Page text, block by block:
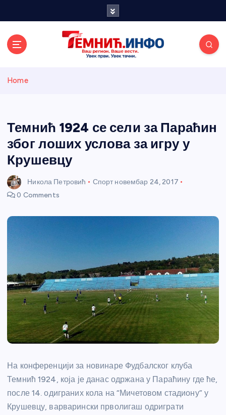
и портал
Home
Темнић 1924 се сели за Параћин
због лоших услова за игру у
Крушевцу
Никола Петровић Спорт новембар 24, 2017
0 Comments
На конференцији за новинаре Фудбалског клуба
Темнић 1924, која је данас одржана у Параћину где ће,
после 14. одиграних кола на “Мичетовом стадиону” у
Крушевцу, варварински прволигаш одриграти